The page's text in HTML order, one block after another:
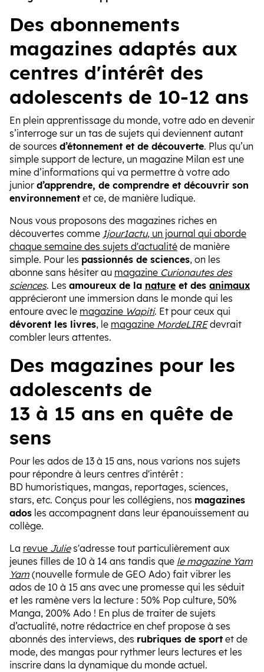
Des abonnements
magazines adaptés aux
centres d'intérêt des
adolescents de 10-12 ans
En plein apprentissage du monde, votre ado en devenir
s’interroge sur un tas de sujets qui deviennent autant
de sources d’étonnement et de découverte. Plus qu’un
simple support de lecture, un magazine Milan est une
mine d’informations qui va permettre à votre ado
junior d’apprendre, de comprendre et découvrir son
environnement et ce, de manière ludique.
Nous vous proposons des magazines riches en
découvertes comme 1jour1actu, un journal qui aborde
chaque semaine des sujets d'actualité de manière
simple. Pour les passionnés de sciences, on les
abonne sans hésiter au magazine Curionautes des
sciences. Les amoureux de la nature et des animaux
apprécieront une immersion dans le monde qui les
entoure avec le magazine Wapiti. Et pour ceux qui
dévorent les livres, le magazine MordeLIREdevrait
combler leurs attentes.
Des magazines pour les
adolescents de
13 à 15 ans en quête de
sens
Pour les ados de 13 à 15 ans, nous varions nos sujets
pour répondre à leurs centres d'intérêt :
BD humoristiques, mangas, reportages, sciences,
stars, etc. Conçus pour les collégiens, nos magazines
ados les accompagnent dans leur épanouissement au
collège.
La revue Julies'adresse tout particulièrement aux
jeunes filles de 10 à 14 ans tandis que le magazine Yam
Yam (nouvelle formule de GEO Ado) fait vibrer les
ados de 10 à 15 ans avec une promesse qui les séduit
et les ramène vers la lecture : 50% Pop culture, 50%
Manga, 200% Ado ! En plus de traiter de sujets
d’actualité, notre rédactrice en chef propose à ses
abonnés des interviews, des rubriques de sport et de
mode, des mangas pour rythmer leurs lectures et les
inscrire dans la dynamique du monde actuel.